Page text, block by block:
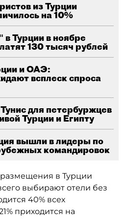
из Турции
на 10%
Турции в ноябре
130 тысяч рублей
и ОАЭ:
всплеск спроса
для петербуржцев
Турции и Египту
вышли в лидеры по
командировок
в Турции
выбирают отели без
40% всех
приходится на